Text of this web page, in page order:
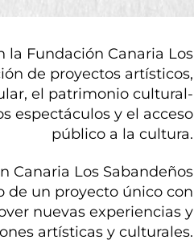
la Fundación Canaria Los
de proyectos artísticos,
el patrimonio cultural-
espectáculos y el acceso
público a la cultura.
Canaria Los Sabandeños
de un proyecto único con
nuevas experiencias y
artísticas y culturales.